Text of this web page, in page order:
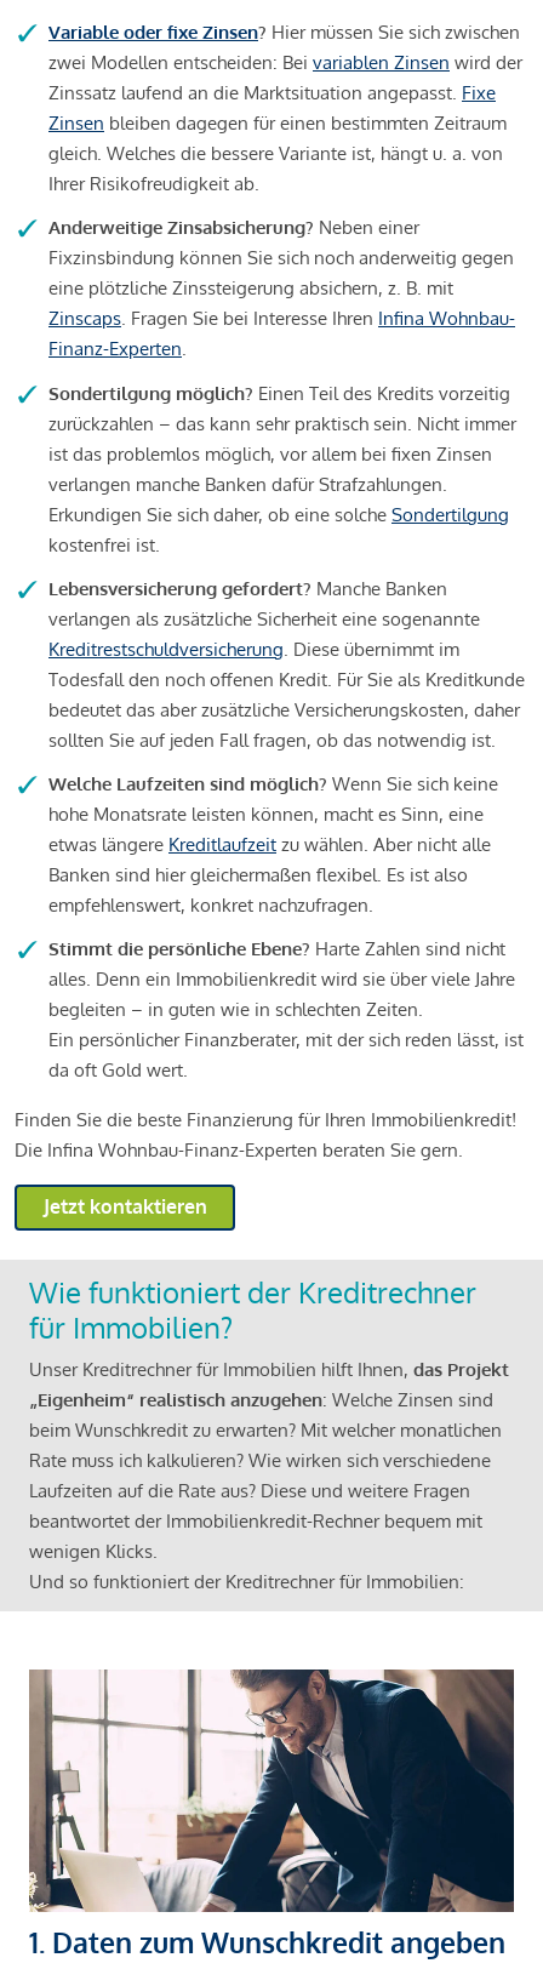
Variable oder fixe Zinsen? Hier müssen Sie sich zwischen
zwei Modellen entscheiden: Bei variablen Zinsen wird der
Zinssatz laufend an die Marktsituation angepasst. Fixe
Zinsen bleiben dagegen für einen bestimmten Zeitraum
gleich. Welches die bessere Variante ist, hängt u. a. von
Ihrer Risikofreudigkeit ab.
Anderweitige Zinsabsicherung? Neben einer
Fixzinsbindung können Sie sich noch anderweitig gegen
eine plötzliche Zinssteigerung absichern, z. B. mit
Zinscaps. Fragen Sie bei Interesse Ihren Infina Wohnbau-
Finanz-Experten.
Sondertilgung möglich? Einen Teil des Kredits vorzeitig
zurückzahlen – das kann sehr praktisch sein. Nicht immer
ist das problemlos möglich, vor allem bei fixen Zinsen
verlangen manche Banken dafür Strafzahlungen.
Erkundigen Sie sich daher, ob eine solche Sondertilgung
kostenfrei ist.
Lebensversicherung gefordert? Manche Banken
verlangen als zusätzliche Sicherheit eine sogenannte
Kreditrestschuldversicherung. Diese übernimmt im
Todesfall den noch offenen Kredit. Für Sie als Kreditkunde
bedeutet das aber zusätzliche Versicherungskosten, daher
sollten Sie auf jeden Fall fragen, ob das notwendig ist.
Welche Laufzeiten sind möglich? Wenn Sie sich keine
hohe Monatsrate leisten können, macht es Sinn, eine
etwas längere Kreditlaufzeit zu wählen. Aber nicht alle
Banken sind hier gleichermaßen flexibel. Es ist also
empfehlenswert, konkret nachzufragen.
Stimmt die persönliche Ebene? Harte Zahlen sind nicht
alles. Denn ein Immobilienkredit wird sie über viele Jahre
begleiten – in guten wie in schlechten Zeiten.
Ein persönlicher Finanzberater, mit der sich reden lässt, ist
da oft Gold wert.
Finden Sie die beste Finanzierung für Ihren Immobilienkredit!
Die Infina Wohnbau-Finanz-Experten beraten Sie gern.
Jetzt kontaktieren
Wie funktioniert der Kreditrechner
für Immobilien?
Unser Kreditrechner für Immobilien hilft Ihnen, das Projekt
„Eigenheim“ realistisch anzugehen: Welche Zinsen sind
beim Wunschkredit zu erwarten? Mit welcher monatlichen
Rate muss ich kalkulieren? Wie wirken sich verschiedene
Laufzeiten auf die Rate aus? Diese und weitere Fragen
beantwortet der Immobilienkredit-Rechner bequem mit
wenigen Klicks.
Und so funktioniert der Kreditrechner für Immobilien:
1. Daten zum Wunschkredit angeben